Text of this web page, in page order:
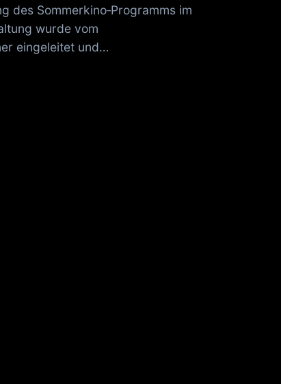
des Sommerkino‑Programms im
wurde vom
eingeleitet und…